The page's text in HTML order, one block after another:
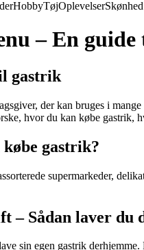
HobbyTøjOplevelserSkønhed
– En
gastrik
der kan bruges i
hvor du kan købe gastrik,
gastrik?
supermarkeder,
– Sådan laver du
sin egen gastrik